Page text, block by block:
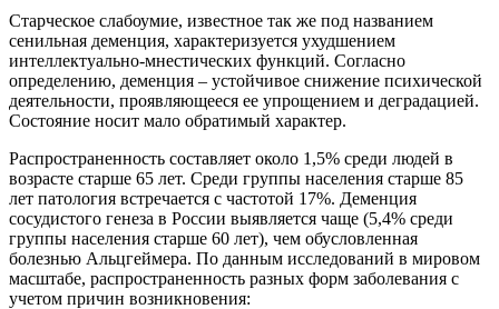
Старческое слабоумие, известное так же под названием
сенильная деменция, характеризуется ухудшением
интеллектуально-мнестических функций. Согласно
определению, деменция – устойчивое снижение психической
деятельности, проявляющееся ее упрощением и деградацией.
Состояние носит мало обратимый характер.
Распространенность составляет около 1,5% среди людей в
возрасте старше 65 лет. Среди группы населения старше 85
лет патология встречается с частотой 17%. Деменция
сосудистого генеза в России выявляется чаще (5,4% среди
группы населения старше 60 лет), чем обусловленная
болезнью Альцгеймера. По данным исследований в мировом
масштабе, распространенность разных форм заболевания с
учетом причин возникновения: